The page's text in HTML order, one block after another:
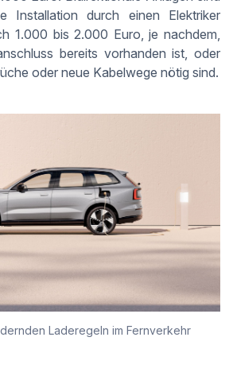
Installation durch einen Elektriker
1.000 bis 2.000 Euro, je nachdem,
bereits vorhanden ist, oder
oder neue Kabelwege nötig sind.
Laderegeln im Fernverkehr